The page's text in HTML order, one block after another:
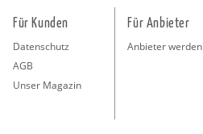
Für Kunden
Datenschutz
AGB
Unser Magazin
Für Anbieter
Anbieter werden